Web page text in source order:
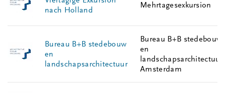
nach Holland
Mehrtagesexkursion
Bureau B+B stedebouw
en
landschapsarchitectuur
Bureau B+B stedebouw
en
landschapsarchitectuur
Amsterdam